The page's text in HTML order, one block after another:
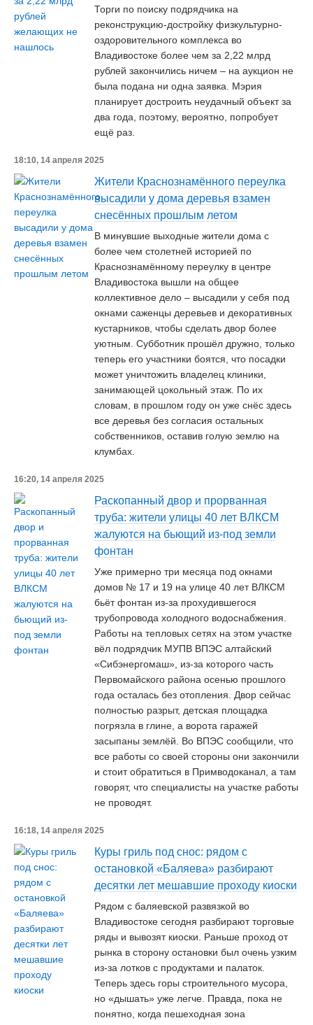
Торги по поиску подрядчика на
реконструкцию-достройку физкультурно-
оздоровительного комплекса во
Владивостоке более чем за 2,22 млрд
рублей закончились ничем – на аукцион не
была подана ни одна заявка. Мэрия
планирует достроить неудачный объект за
два года, поэтому, вероятно, попробует
ещё раз.
18:10, 14 апреля 2025
Жители Краснознамённого переулка
высадили у дома деревья взамен
снесённых прошлым летом
В минувшие выходные жители дома с
более чем столетней историей по
Краснознамённому переулку в центре
Владивостока вышли на общее
коллективное дело – высадили у себя под
окнами саженцы деревьев и декоративных
кустарников, чтобы сделать двор более
уютным. Субботник прошёл дружно, только
теперь его участники боятся, что посадки
может уничтожить владелец клиники,
занимающей цокольный этаж. По их
словам, в прошлом году он уже снёс здесь
все деревья без согласия остальных
собственников, оставив голую землю на
клумбах.
16:20, 14 апреля 2025
Раскопанный двор и прорванная
труба: жители улицы 40 лет ВЛКСМ
жалуются на бьющий из-под земли
фонтан
Уже примерно три месяца под окнами
домов № 17 и 19 на улице 40 лет ВЛКСМ
бьёт фонтан из-за прохудившегося
трубопровода холодного водоснабжения.
Работы на тепловых сетях на этом участке
вёл подрядчик МУПВ ВПЭС алтайский
«Сибэнергомаш», из-за которого часть
Первомайского района осенью прошлого
года осталась без отопления. Двор сейчас
полностью разрыт, детская площадка
погрязла в глине, а ворота гаражей
засыпаны землёй. Во ВПЭС сообщили, что
все работы со своей стороны они закончили
и стоит обратиться в Примводоканал, а там
говорят, что специалисты на участке работы
не проводят.
16:18, 14 апреля 2025
Куры гриль под снос: рядом с
остановкой «Баляева» разбирают
десятки лет мешавшие проходу киоски
Рядом с баляевской развязкой во
Владивостоке сегодня разбирают торговые
ряды и вывозят киоски. Раньше проход от
рынка в сторону остановки был очень узким
из-за лотков с продуктами и палаток.
Теперь здесь горы строительного мусора,
но «дышать» уже легче. Правда, пока не
понятно, когда пешеходная зона